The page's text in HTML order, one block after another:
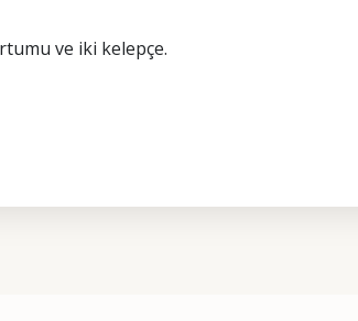
ve iki kelepçe.